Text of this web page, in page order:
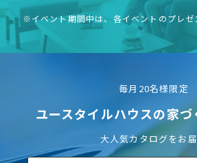
※イベント期間中は、各イベントのプレ
毎月20名様限定
ユースタイルハウスの家づ
大人気カタログをお